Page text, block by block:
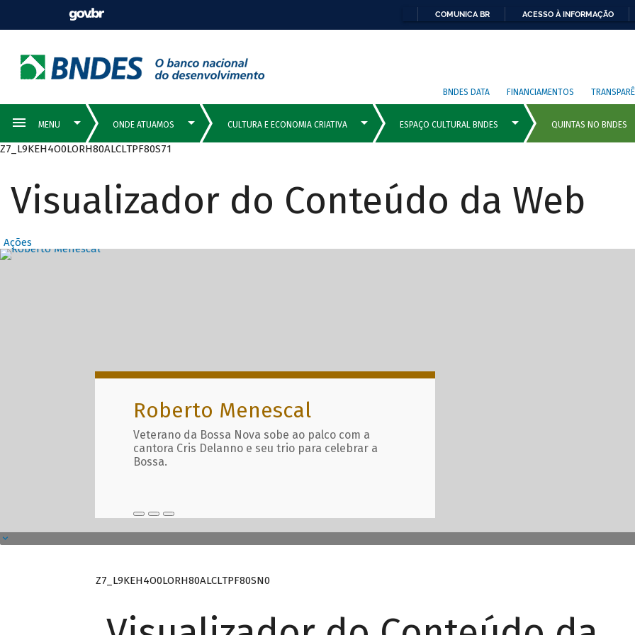
COMUNICA BR ACESSO À INFORMAÇÃO
BNDES DATA FINANCIAMENTOS
Z7_L9KEH4O0LORH80ALCLTPF80S71
Visualizador do Conteúdo da Web
Ações
Destaques Principais com
Roberto Menescal
Veterano da Bossa Nova sobe ao palco com a
cantora Cris Delanno e seu trio para celebrar a
Bossa.
Z7_L9KEH4O0LORH80ALCLTPF80SN0